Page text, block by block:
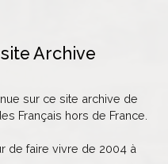
Archive
sur ce site archive de
Français hors de France.
de faire vivre de 2004 à